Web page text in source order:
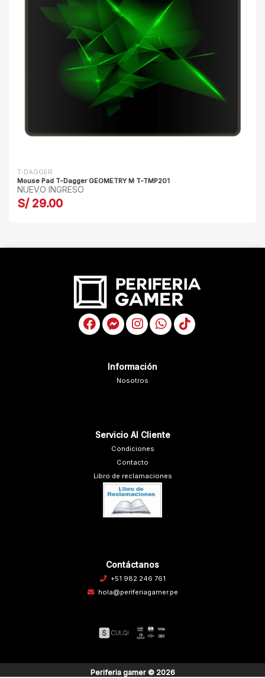
T-DAGGER
Mouse Pad T-Dagger GEOMETRY M T-TMP201
NUEVO INGRESO
S/ 29.00
Información
Nosotros
Servicio Al Cliente
Condiciones
Contacto
Libro de reclamaciones
Contáctanos
+51 982 246 761
hola@periferiagamer.pe
Periferia gamer © 2026